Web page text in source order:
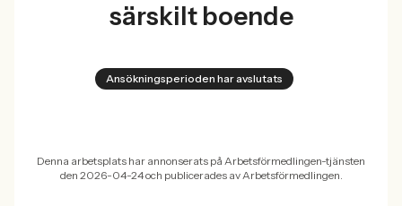
särskilt boende
Ansökningsperioden har avslutats
Denna arbetsplats har annonserats på Arbetsförmedlingen-tjänsten
den 2026-04-24 och publicerades av Arbetsförmedlingen.